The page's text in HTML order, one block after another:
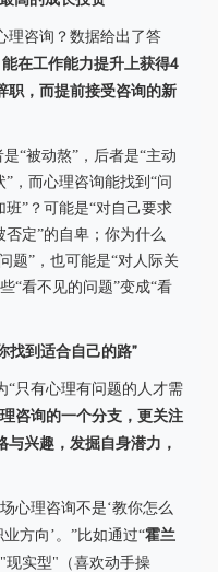
理咨询？数据给出了答
在工作能力提升上获得4
职，而提前接受咨询的新
“被动熬”，后者是“主动
，而心理咨询能找到“问
”？可能是“对自己要求
否定”的自卑；你为什么
题”，也可能是“对人际关
“看不见的问题”变成“看
找到适合自己的路”
“只有心理有问题的人才需
咨询的一个分支，更关注
兴趣，发掘自身潜力，
心理咨询不是‘教你怎么
方向’。”比如通过“霍兰
现实型"（喜欢动手操